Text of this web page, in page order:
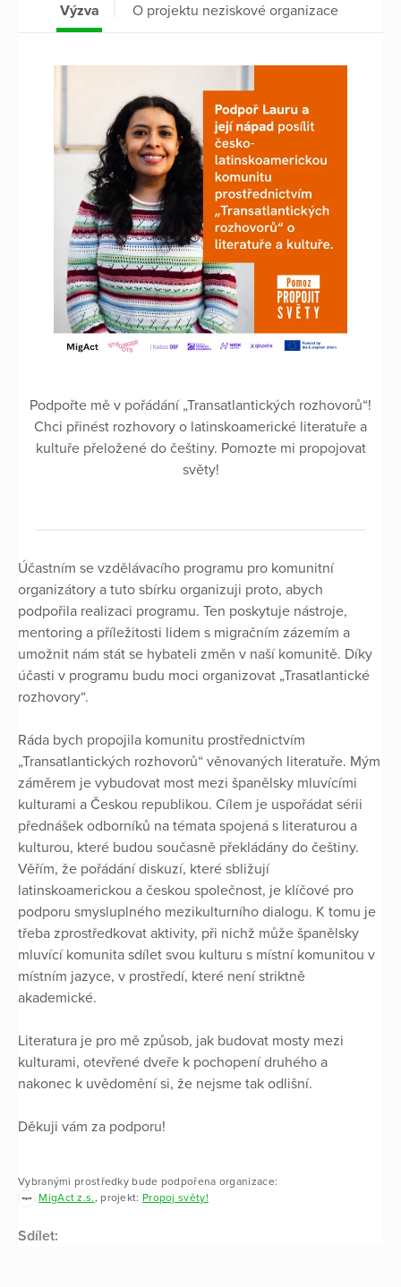
Výzva O projektu neziskové organizace
Podpořte mě v pořádání „Transatlantických rozhovorů“!
Chci přinést rozhovory o latinskoamerické literatuře a
kultuře přeložené do češtiny. Pomozte mi propojovat
světy!
Účastním se vzdělávacího programu pro komunitní
organizátory a tuto sbírku organizuji proto, abych
podpořila realizaci programu. Ten poskytuje nástroje,
mentoring a příležitosti lidem s migračním zázemím a
umožnit nám stát se hybateli změn v naší komunitě. Díky
účasti v programu budu moci organizovat „Trasatlantické
rozhovory“.
Ráda bych propojila komunitu prostřednictvím
„Transatlantických rozhovorů“ věnovaných literatuře. Mým
záměrem je vybudovat most mezi španělsky mluvícími
kulturami a Českou republikou. Cílem je uspořádat sérii
přednášek odborníků na témata spojená s literaturou a
kulturou, které budou současně překládány do češtiny.
Věřím, že pořádání diskuzí, které sbližují
latinskoamerickou a českou společnost, je klíčové pro
podporu smysluplného mezikulturního dialogu. K tomu je
třeba zprostředkovat aktivity, při nichž může španělsky
mluvící komunita sdílet svou kulturu s místní komunitou v
místním jazyce, v prostředí, které není striktně
akademické.
Literatura je pro mě způsob, jak budovat mosty mezi
kulturami, otevřené dveře k pochopení druhého a
nakonec k uvědomění si, že nejsme tak odlišní.
Děkuji vám za podporu!
Vybranými prostředky bude podpořena organizace:
MigAct z.s.
, projekt: Propoj světy!
Sdílet: